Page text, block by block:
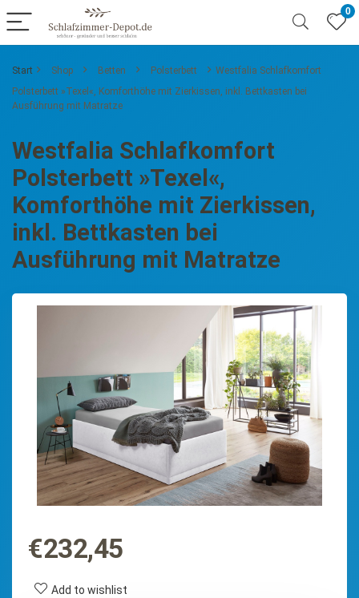
0
Start Shop Betten Polsterbett
Westfalia Schlafkomfort
Polsterbett »Texel«, Komforthöhe mit Zierkissen, inkl. Bettkasten bei
Ausführung mit Matratze
Westfalia Schlafkomfort
Polsterbett »Texel«,
Komforthöhe mit Zierkissen,
inkl. Bettkasten bei
Ausführung mit Matratze
€232,45
Add to wishlist